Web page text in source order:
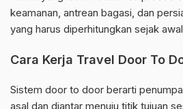
keamanan, antrean bagasi, dan
yang harus diperhitungkan sejak
Cara Kerja Travel Door To
Sistem door to door berarti
asal dan diantar menuju titik tujuan